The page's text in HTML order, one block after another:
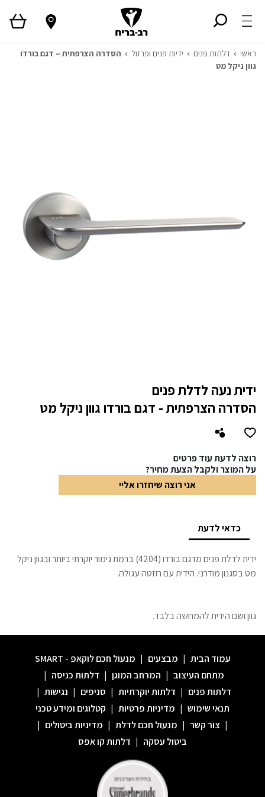
ראשי דלתות פנים ידיות פנים ופרזול
הסדרה הצרפתית – דגם בורדו
גוון ניקל מט
ידית נעה לדלת פנים
הסדרה הצרפתית - דגם בורדו גוון ניקל מט
רוצה לדעת עוד פרטים
על המוצר ולקבל הצעת מחיר?
אני רוצה שיחזרו אליי
כדאי לדעת
ידית לדלת פנים מדגם בורדו (4204) ברמת גימור יוקרתי ביותר ובגוון ניקל
מט בסגנון מודרני. הידית עם רוזטה עגולה.
גוון ושם הידית להמחשה בלבד.
עמוד הבית | מבצעים | מנעול חכם לוקאפ - SMART
מתחם העיצוב | המרחב המוגן | דלתות כניסה |
דלתות פנים | דלתות יוקרתיות | סניפים | נגישות |
תנאי שימוש | מדיניות פרטיות | קטלוגים ומידע טכני
| צור קשר | מנעול חכם לדלת | מדיניות ביטולים |
ביטול עסקה | דלתות קו אפס